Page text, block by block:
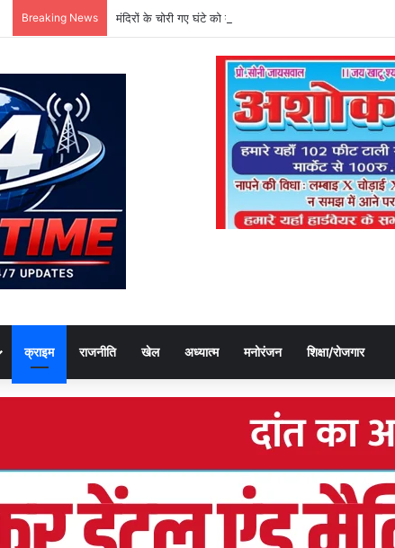
Breaking News मंदिरों के चोरी गए घंटे को बलुआ पुलिस ने किया बरामद, चोर गिरफ्तार
क्राइम राजनीति खेल अध्यात्म मनोरंजन शिक्षा/रोजगार